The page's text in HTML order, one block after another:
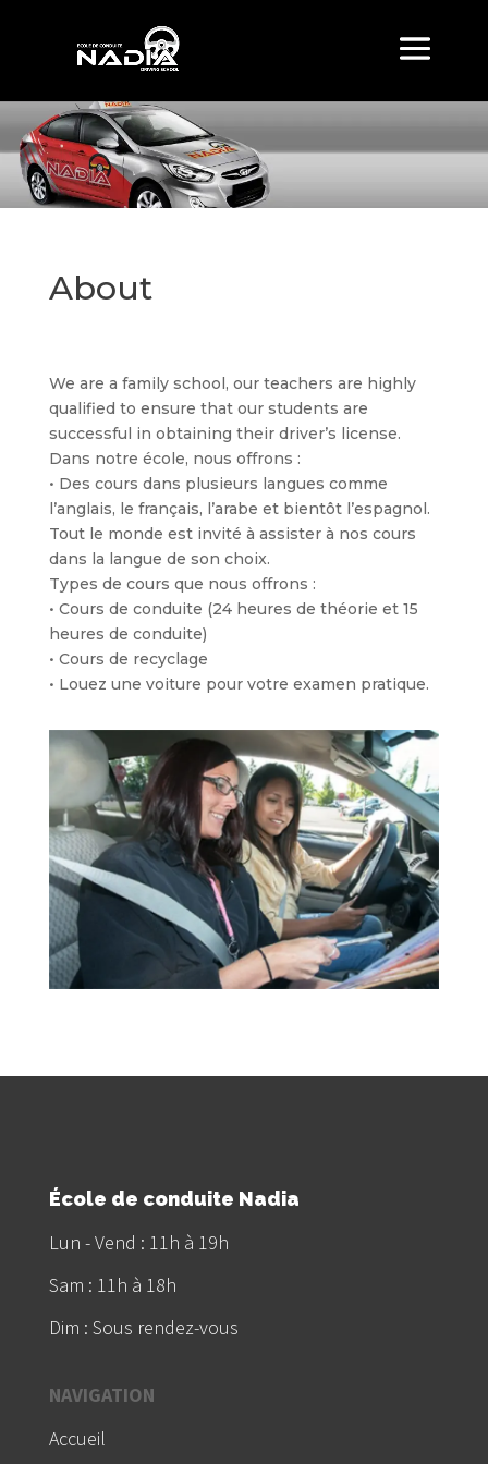
About
We are a family school, our teachers are highly
qualified to ensure that our students are
successful in obtaining their driver’s license.
Dans notre école, nous offrons :
• Des cours dans plusieurs langues comme
l’anglais, le français, l’arabe et bientôt l’espagnol.
Tout le monde est invité à assister à nos cours
dans la langue de son choix.
Types de cours que nous offrons :
• Cours de conduite (24 heures de théorie et 15
heures de conduite)
• Cours de recyclage
• Louez une voiture pour votre examen pratique.
École de conduite Nadia
Lun - Vend : 11h à 19h
Sam : 11h à 18h
Dim : Sous rendez-vous
NAVIGATION
Accueil